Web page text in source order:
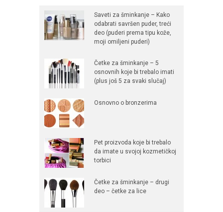
Saveti za šminkanje – Kako
odabrati savršen puder, treći
deo (puderi prema tipu kože,
moji omiljeni puderi)
Četke za šminkanje – 5
osnovnih koje bi trebalo imati
(plus još 5 za svaki slučaj)
Osnovno o bronzerima
Pet proizvoda koje bi trebalo
da imate u svojoj kozmetičkoj
torbici
Četke za šminkanje – drugi
deo – četke za lice